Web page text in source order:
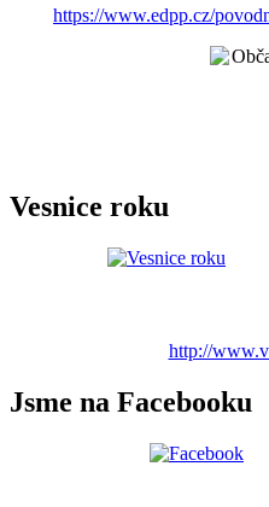
https://www.edpp.cz/
Vesnice roku
http://
Jsme na Facebooku